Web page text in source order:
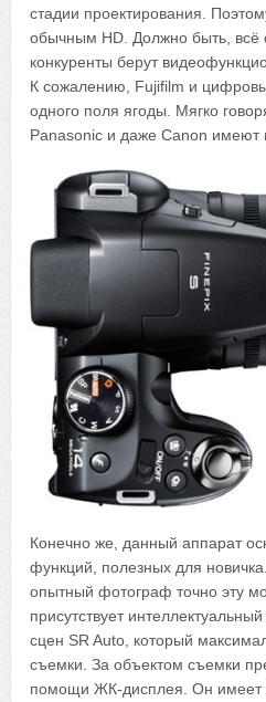
стадии проектирования.
обычным HD. Должно быть, всё
конкуренты берут
К сожалению, Fujifilm и
одного поля ягоды. Мягко
Panasonic и даже Canon имеют
Конечно же, данный аппарат
функций, полезных для
опытный фотограф точно эту
присутствует
сцен SR Auto, который
съемки. За объектом съемки
помощи ЖК-дисплея. Он имеет